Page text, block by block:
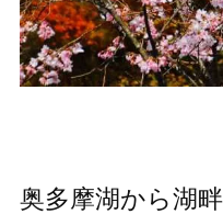
奥多摩湖から湖